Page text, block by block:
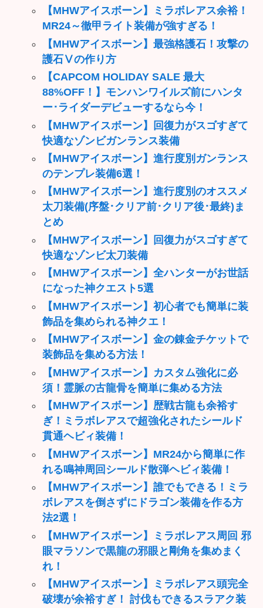
【MHWアイスボーン】ミラボレアス余裕！
MR24～徹甲ライト装備が強すぎる！
【MHWアイスボーン】最強格護石！攻撃の
護石Ⅴの作り方
【CAPCOM HOLIDAY SALE 最大
88%OFF！】モンハンワイルズ前にハンタ
ー･ライダーデビューするなら今！
【MHWアイスボーン】回復力がスゴすぎて
快適なゾンビガンランス装備
【MHWアイスボーン】進行度別ガンランス
のテンプレ装備6選！
【MHWアイスボーン】進行度別のオススメ
太刀装備(序盤･クリア前･クリア後･最終)ま
とめ
【MHWアイスボーン】回復力がスゴすぎて
快適なゾンビ太刀装備
【MHWアイスボーン】全ハンターがお世話
になった神クエスト5選
【MHWアイスボーン】初心者でも簡単に装
飾品を集められる神クエ！
【MHWアイスボーン】金の錬金チケットで
装飾品を集める方法！
【MHWアイスボーン】カスタム強化に必
須！霊脈の古龍骨を簡単に集める方法
【MHWアイスボーン】歴戦古龍も余裕す
ぎ！ミラボレアスで超強化されたシールド
貫通ヘビィ装備！
【MHWアイスボーン】MR24から簡単に作
れる鳴神周回シールド散弾ヘビィ装備！
【MHWアイスボーン】誰でもできる！ミラ
ボレアスを倒さずにドラゴン装備を作る方
法2選！
【MHWアイスボーン】ミラボレアス周回 邪
眼マラソンで黒龍の邪眼と剛角を集めまく
れ！
【MHWアイスボーン】ミラボレアス頭完全
破壊が余裕すぎ！ 討伐もできるスラアク装